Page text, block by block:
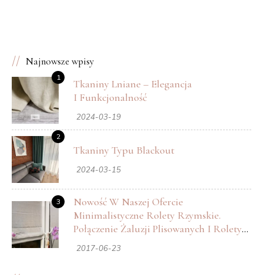
IN & OUT – NOWE
OBLICZE TKANIN –
Nowość w naszej ofercie
standard wnętrz
Najnowsze wpisy
1
Tkaniny Lniane – Elegancja
I Funkcjonalność
2024-03-19
2
Tkaniny Typu Blackout
2024-03-15
3
Nowość W Naszej Ofercie
Minimalistyczne Rolety Rzymskie.
Połączenie Żaluzji Plisowanych I Rolety
Rzymskiej.
2017-06-23